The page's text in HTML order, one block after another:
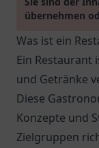
übernehmen
Was ist ein
Ein Restaurant
und Getränke
Diese
Konzepte und
Zielgruppen